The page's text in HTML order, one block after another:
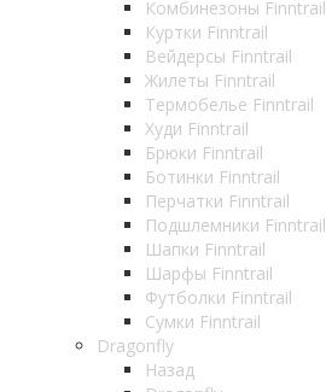
Комбинезоны Finntrail
Куртки Finntrail
Вейдерсы Finntrail
Жилеты Finntrail
Термобелье Finntrail
Худи Finntrail
Брюки Finntrail
Ботинки Finntrail
Перчатки Finntrail
Подшлемники Finntrail
Шапки Finntrail
Шарфы Finntrail
Футболки Finntrail
Сумки Finntrail
Dragonfly
Назад